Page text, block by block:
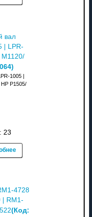
вал
| LPR-
)
1005 |
P1505/
23
4728
| RM1-
(Код: